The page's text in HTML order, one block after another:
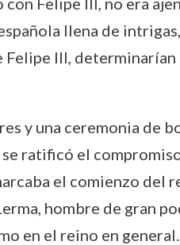
llena de
III, determinarían
y una ceremonia de
ratificó el
el comienzo del
hombre de gran
en el reino en